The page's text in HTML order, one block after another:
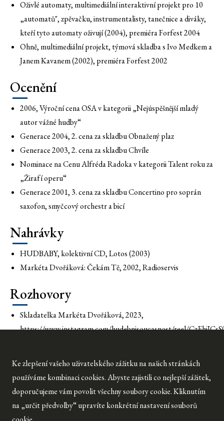
Oživlé automaty, multimediální interaktivní projekt pro 10
„automatů", zpěvačku, instrumentalisty, tanečnice a diváky,
kteří tyto automaty oživují (2004), premiéra Forfest 2004
Ohně, multimediální projekt, týmová skladba s Ivo Medkem a
Janem Kavanem (2002), premiéra Forfest 2002
Ocenění
2006, Výroční cena OSA v kategorii „Nejúspěšnější mladý
autor vážné hudby“
Generace 2004, 2. cena za skladbu Obnažený plaz
Generace 2003, 2. cena za skladbu Chvíle
Nominace na Cenu Alfréda Radoka v kategorii Talent roku za
„Žirafí operu“
Generace 2001, 3. cena za skladbu Concertino pro soprán
saxofon, smyčcový orchestr a bicí
Nahrávky
HUDBABY, kolektivní CD, Lotos (2003)
Markéta Dvořáková: Čekám Tě, 2002, Radioservis
Rozhovory
Skladatelka Markéta Dvořáková, 2023,
https://www.instagram.com/hudebnisoucasnost/reel/
https://hudebnisoucasnost.cz/news/rozhovor-s-marketou-
dvorakovou/
Ke zlepšení vašeho uživatelského zážitku na našich stránkách
používáme kombinaci cookies. Abyste zajistili co nejlepší zážitek,
doporučujeme vám povolit všechny soubory cookie. Kliknutím
na „určit předvolby“ upravíte konkrétní nastavení souborů